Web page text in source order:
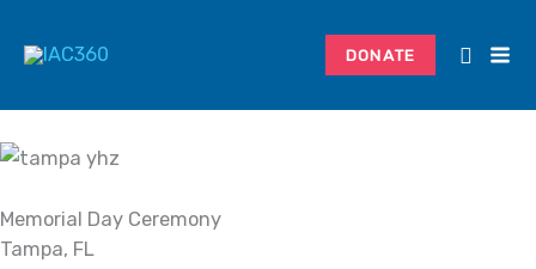
DONATE
Memorial Day Ceremony
Tampa, FL